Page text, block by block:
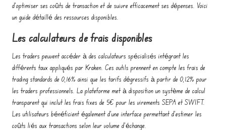
d'optimiser ses coûts de transaction et de suivre efficacement ses dépenses. Voici
un guide détaillé des ressources disponibles.
Les calculateurs de frais disponibles
Les traders peuvent accéder à des calculateurs spécialisés intégrant les
différents taux appliqués par Kraken. Ces outils prennent en compte les frais de
trading standards de 0,16% ainsi que les tarifs dégressifs à partir de 0,12% pour
les traders professionnels. La plateforme met à disposition un système de calcul
transparent qui inclut les frais fixes de 5€ pour les virements SEPA et SWIFT.
Les utilisateurs bénéficient également d'une interface permettant d'estimer les
coûts liés aux transactions selon leur volume d'échange.